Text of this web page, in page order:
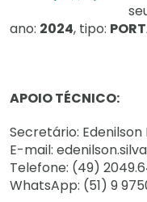
ano: 2024, tipo:
APOIO TÉCNICO:
Secretário: Edenilson
E-mail:
Telefone: (49)
WhatsApp: (51) 9